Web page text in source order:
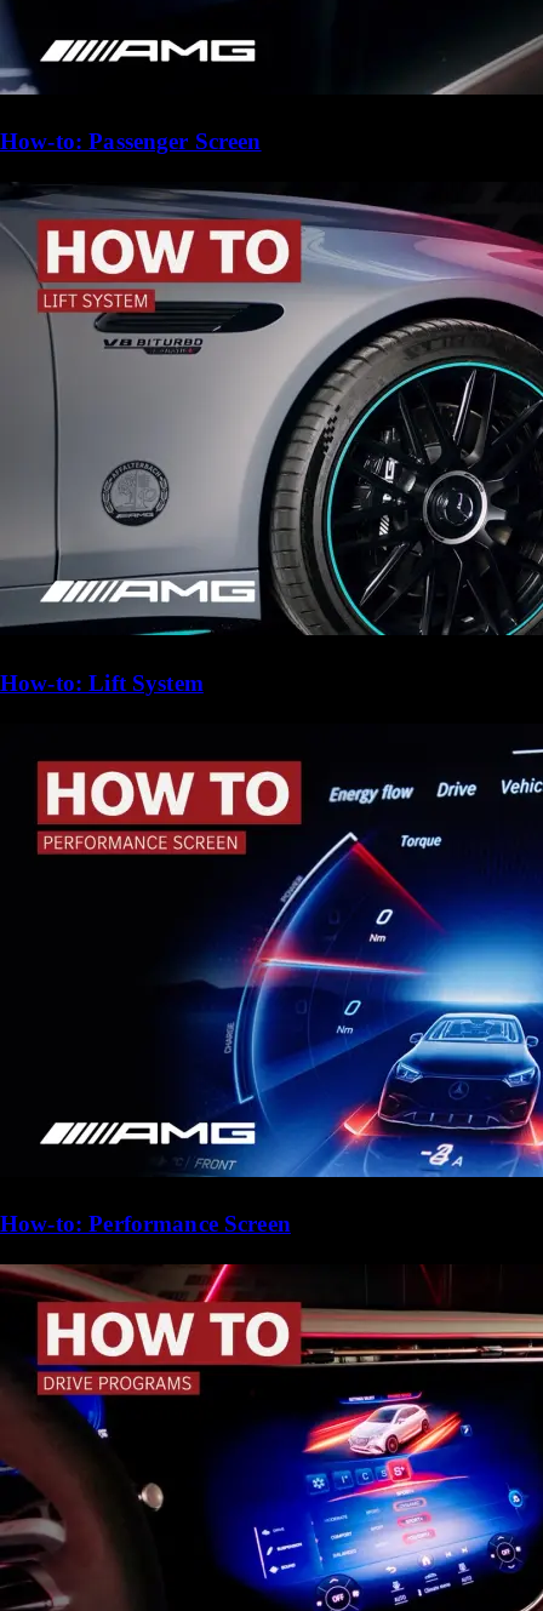
How-to: Passenger Screen
How-to: Lift System
How-to: Performance Screen